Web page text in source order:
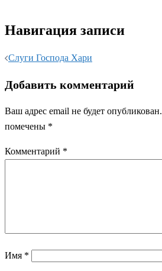
Навигация записи
Слуги Господа Хари
Добавить комментарий
Ваш адрес email не будет опубликован.
помечены *
Комментарий *
Имя *